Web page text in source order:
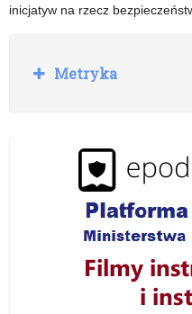
inicjatyw na rzecz
R
o
Metryka